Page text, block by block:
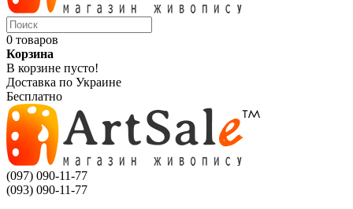
0 товаров
Корзина
В корзине пусто!
Доставка по Украине
Бесплатно
(097) 090-11-77
(093) 090-11-77